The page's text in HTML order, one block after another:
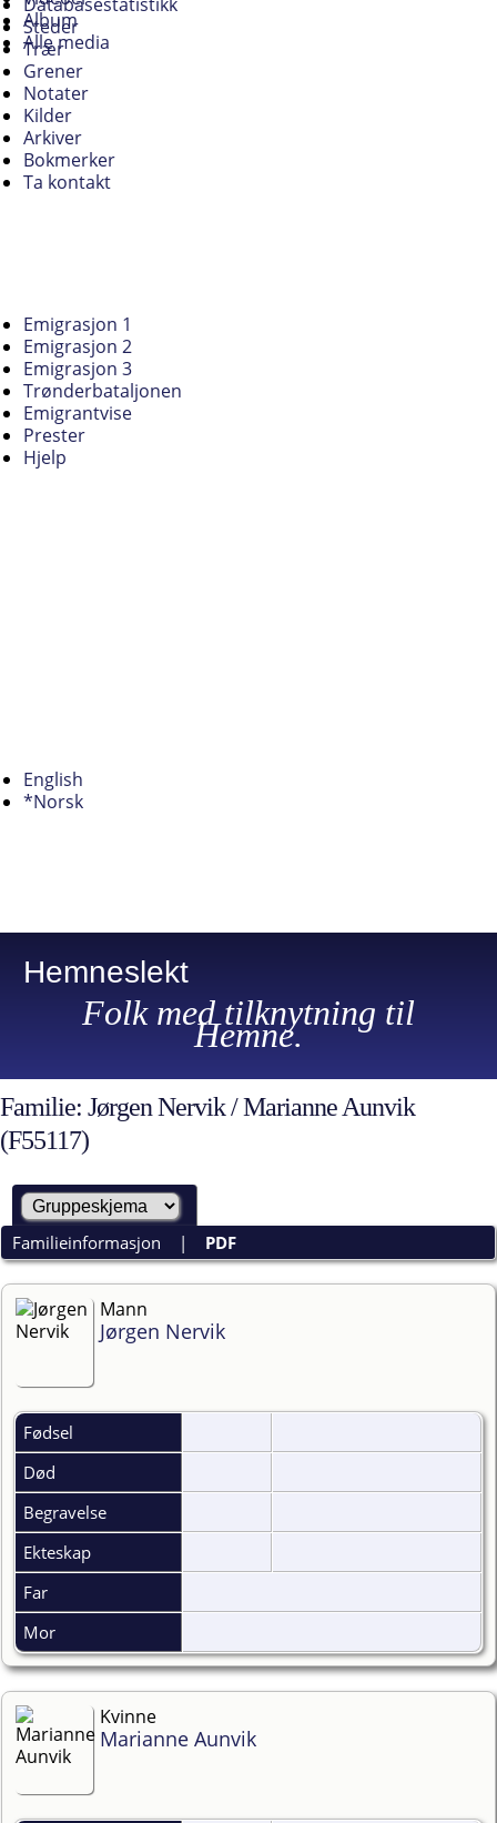
Album
Alle media
Steder
Trær
Grener
Notater
Kilder
Arkiver
Bokmerker
Ta kontakt
Emigrasjon 1
Emigrasjon 2
Emigrasjon 3
Trønderbataljonen
Emigrantvise
Prester
Hjelp
English
*Norsk
Hemneslekt
Folk med tilknytning til
Hemne.
Familie: Jørgen Nervik / Marianne Aunvik
(F55117)
Familieinformasjon | PDF
Mann
Jørgen Nervik
Fødsel
Død
Begravelse
Ekteskap
Far
Mor
Kvinne
Marianne Aunvik